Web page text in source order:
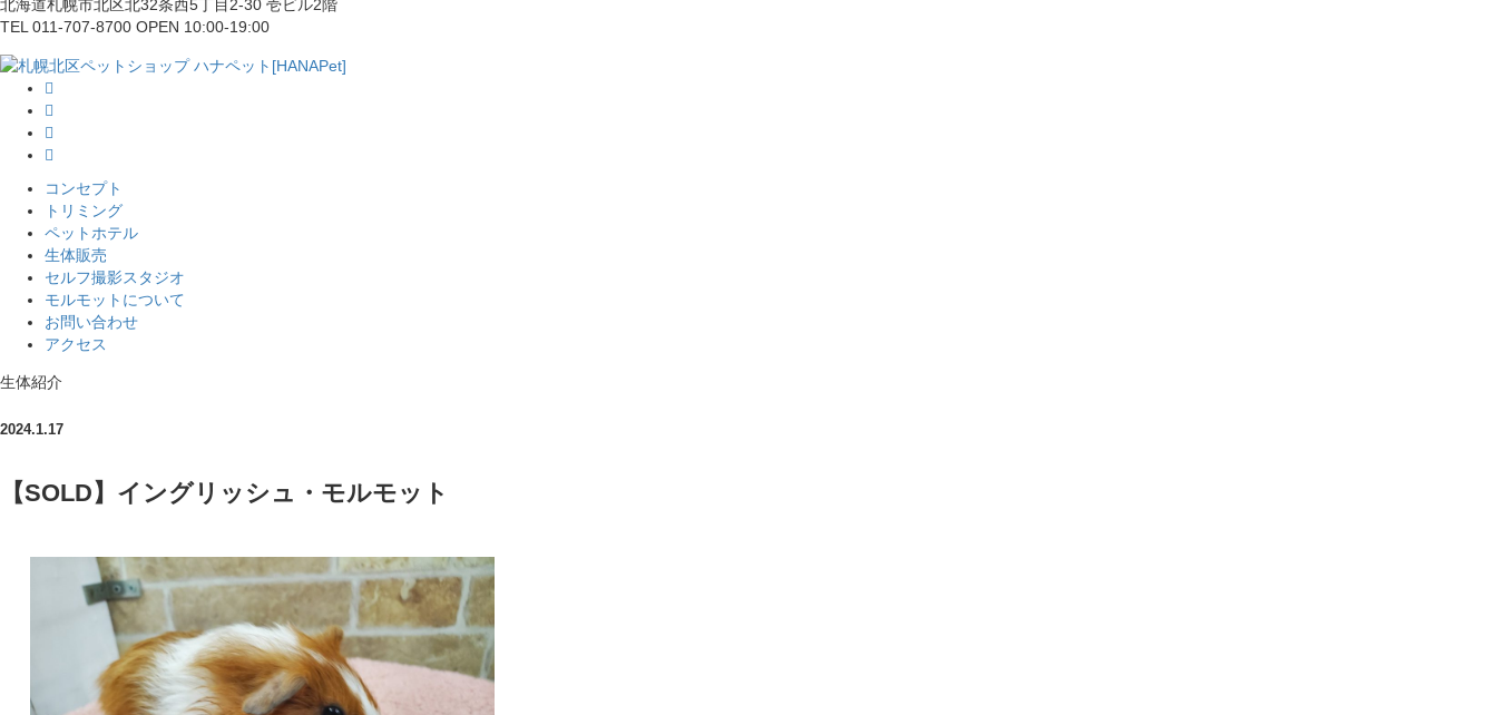
北海道札幌市北区北32条西5丁目2-30 壱ビル2階
TEL 011-707-8700 OPEN 10:00-19:00
コンセプト
トリミング
ペットホテル
生体販売
セルフ撮影スタジオ
モルモットについて
お問い合わせ
アクセス
生体紹介
2024.1.17
【SOLD】イングリッシュ・モルモット